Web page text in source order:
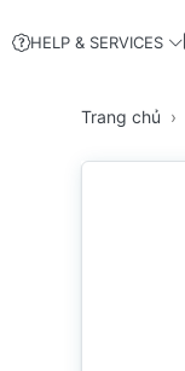
HELP & SERVICES
Trang chủ